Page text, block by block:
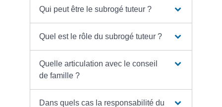
Qui peut être le subrogé tuteur ?
Quel est le rôle du subrogé tuteur ?
Quelle articulation avec le conseil
de famille ?
Dans quels cas la responsabilité du